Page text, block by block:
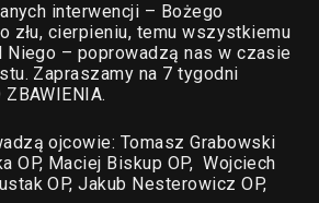
interwencji – Bożego
złu, cierpieniu, temu wszystkiemu
Niego – poprowadzą nas w czasie
Zapraszamy na 7 tygodni
ojcowie: Tomasz Grabowski
OP, Maciej Biskup OP, Wojciech
OP, Jakub Nesterowicz OP,